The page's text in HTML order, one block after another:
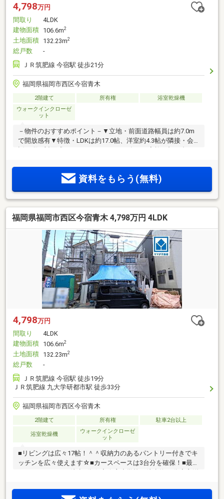
4,798万円
間取り
4LDK
建物面積 106.6m2
土地面積 132.23m2
総戸数
-
ＪＲ筑肥線 今宿駅 徒歩21分
福岡県福岡市西区今宿青木
2階建て 所有権
浴室乾燥機
ウォークインクローゼ
ット
－物件のおすすめポイント－▼立地・前面道路幅員は約7.0m
で開放感有▼特徴・LDKは約17.0帖、洋室約4.3帖が隣接・会
家事動線に配慮・主寝室は約8.7帖、WIC・バルコニー付・各
居室収納有、住空間をすっきりと整理可能・並列3台駐車可能
境・今宿青木公園 徒歩4分(約300m)■ ご希望の住まい探しをお
手伝いします ━━━━━・・・物件の詳細・ご相談はお気軽
にお問い合わせください。
資料をもらう(無料)
福岡県福岡市西区今宿青木 4,798万円 4LDK
4,798万円
間取り
4LDK
建物面積 106.6m2
土地面積 132.23m2
総戸数
-
ＪＲ筑肥線 今宿駅 徒歩19分
ＪＲ筑肥線 九大学研都市駅 徒歩33分
福岡県福岡市西区今宿青木
2階建て 所有権 駐車2台以上
浴室乾燥機
ウォークインクローゼ
ット
■リビングは広々17帖！＾＾収納力のあるパントリー付きでキ
ッチンを広々使えます☆■カースペースは3台分を確保！■最寄
りのスーパーまで徒歩9分☆◇今宿小学校：徒歩約15分◇玄洋
月々の返済がご不安な方！もっと良い条件を引き出したい